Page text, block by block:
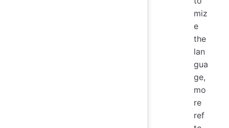
miz
e
the
lan
gua
ge,
mo
re
ref